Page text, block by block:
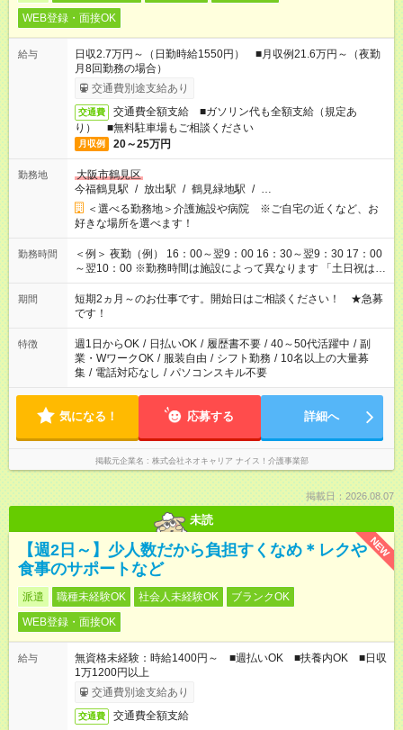
WEB登録・面接OK
給与
日収2.7万円～（日勤時給1550円） ■月収例21.6万円～（夜勤
月8回勤務の場合）
交通費別途支給あり
交通費
交通費全額支給 ■ガソリン代も全額支給（規定あ
り） ■無料駐車場もご相談ください
月収例 20～25万円
勤務地
大阪市鶴見区
今福鶴見駅 / 放出駅 / 鶴見緑地駅 / …
＜選べる勤務地＞介護施設や病院 ※ご自宅の近くなど、お
好きな場所を選べます！
勤務時間
＜例＞ 夜勤（例） 16：00～翌9：00 16：30～翌9：30 17：00
～翌10：00 ※勤務時間は施設によって異なります 「土日祝は休
みたい」 「しっかり稼ぎたい」 「もう少し遅い時間から始めた
い」など ご希望にあったお仕事をご案内いたします。 ※未経験
の方の場合は1～2ヶ月間は日中での仕事を経験いただき、 お
仕事に慣れてからの夜勤になります。 ★家庭の都合でお休みが
必要な場合も遠慮なくご相談ください。
期間
短期2ヵ月～のお仕事です。開始日はご相談ください！ ★急募
です！
特徴 週1日からOK / 日払いOK / 履歴書不要 / 40～50代活躍中 / 副
業・WワークOK / 服装自由 / シフト勤務 / 10名以上の大量募
集 / 電話対応なし / パソコンスキル不要
気になる！ 応募する 詳細へ
掲載元企業名 株式会社ネオキャリア ナイス！介護事業部
掲載日：2026.08.07
未読
NEW
【週2日～】少人数だから負担すくなめ＊レクや
食事のサポートなど
派遣 職種未経験OK 社会人未経験OK
ブランクOK
WEB登録・面接OK
給与
無資格未経験：時給1400円～ ■週払いOK ■扶養内OK ■日収
1万1200円以上
交通費別途支給あり
交通費 交通費全額支給